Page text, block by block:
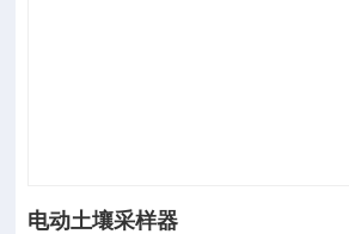
电动土壤采样器